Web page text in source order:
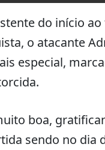
do início
o atacante
especial,
boa,
sendo no dia